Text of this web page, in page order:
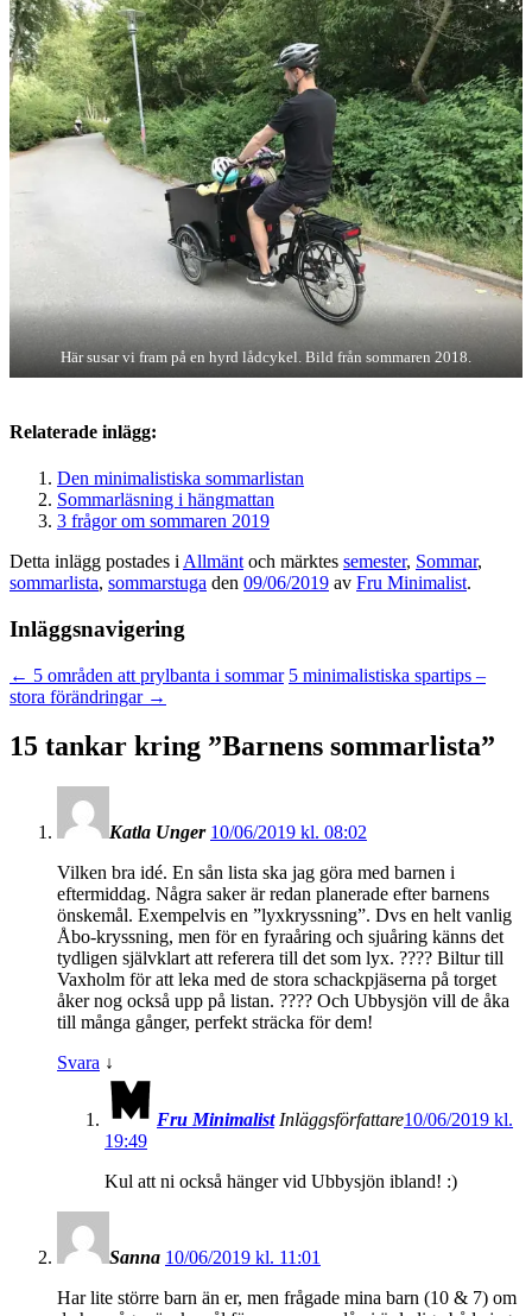
Här susar vi fram på en hyrd lådcykel. Bild från sommaren 2018.
Relaterade inlägg:
Den minimalistiska sommarlistan
Sommarläsning i hängmattan
3 frågor om sommaren 2019
Detta inlägg postades i Allmänt och märktes semester, Sommar,
sommarlista, sommarstuga den 09/06/2019 av Fru Minimalist.
Inläggsnavigering
← 5 områden att prylbanta i sommar 5 minimalistiska spartips –
stora förändringar →
15 tankar kring ”Barnens sommarlista”
Katla Unger 10/06/2019 kl. 08:02
Vilken bra idé. En sån lista ska jag göra med barnen i
eftermiddag. Några saker är redan planerade efter barnens
önskemål. Exempelvis en ”lyxkryssning”. Dvs en helt vanlig
Åbo-kryssning, men för en fyraåring och sjuåring känns det
tydligen självklart att referera till det som lyx. ???? Biltur till
Vaxholm för att leka med de stora schackpjäserna på torget
åker nog också upp på listan. ???? Och Ubbysjön vill de åka
till många gånger, perfekt sträcka för dem!
Svara ↓
Fru Minimalist Inläggsförfattare10/06/2019 kl.
19:49
Kul att ni också hänger vid Ubbysjön ibland! :)
Sanna 10/06/2019 kl. 11:01
Har lite större barn än er, men frågade mina barn (10 & 7) om